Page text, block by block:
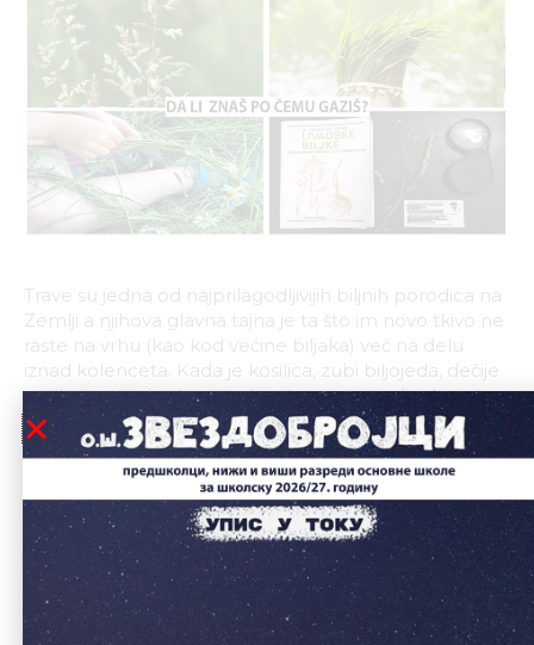
Trave su jedna od najprilagodljivijih biljnih porodica na
Zemlji a njihova glavna tajna je ta što im novo tkivo ne
raste na vrhu (kao kod većine biljaka) već na delu
iznad kolenceta. Kada je kosilica, zubi biljojeda, dečije
patike… presrku, trava jednostavno nastavlja da raste.
A tu je još jedan njihov trik. Zgažena trava može da se
ponovo uspraviti jer brže raste sa one strane koja je
bliže zemlji.
Na terenu ćemo potražiti i identifikovati nekoliko vrsta
trava koristeći stručnu knjigu Momčila Kojića „Livadske
biljke“. Deca će verovatno prvi put čuti za skoro sva
imena trava, ali cilj radionice i nije da sada oni nauče